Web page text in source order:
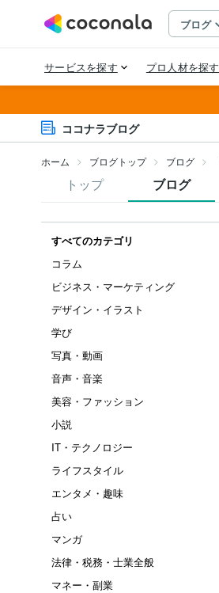
ココナラブログ
ホーム ブログトップ ブログ
トップ ブログ
すべてのカテゴリ
コラム
ビジネス・マーケティング
デザイン・イラスト
学び
写真・動画
音声・音楽
美容・ファッション
小説
IT・テクノロジー
ライフスタイル
エンタメ・趣味
占い
マンガ
法律・税務・士業全般
マネー・副業